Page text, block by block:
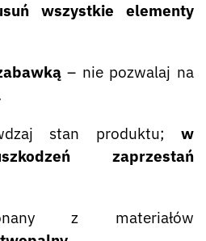
wszystkie elementy
– nie pozwalaj na
stan produktu; w
zaprzestań
z materiałów